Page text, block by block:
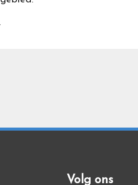
Volg ons